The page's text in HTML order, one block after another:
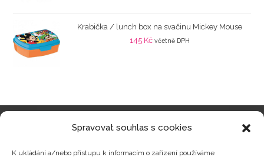
Spravovat souhlas s cookies
K ukládání a/nebo přístupu k informacím o zařízení používáme
Krabička / lunch box na svačinu Mickey Mouse
145 Kč včetně DPH